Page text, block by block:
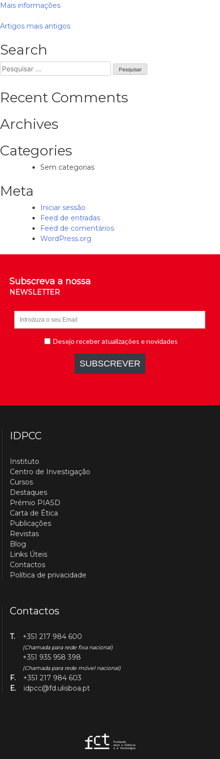
Mais informações
Navegação
de
artigos
Artigos mais antigos
Search
Pesquisar
por:
Recent Comments
Archives
Categories
Sem categorias
Meta
Iniciar sessão
Feed de entradas
Feed de comentários
WordPress.org
Subscreva a nossa
NEWSLETTER
IDPCC
Instituto
Centro de Investigação
Cursos
Destaques
Prémio PIASD
Carta de Ética
Publicações
Revistas
Blog
Links Úteis
Contactos
Política de privacidade
Contactos
T. +351 217 984 600
(Chamada para rede fixa nacional)
+351 935 958 398
(Chamada para rede móvel nacional)
F.
+351 217 984 603
E.
idpcc@fd.ulisboa.pt